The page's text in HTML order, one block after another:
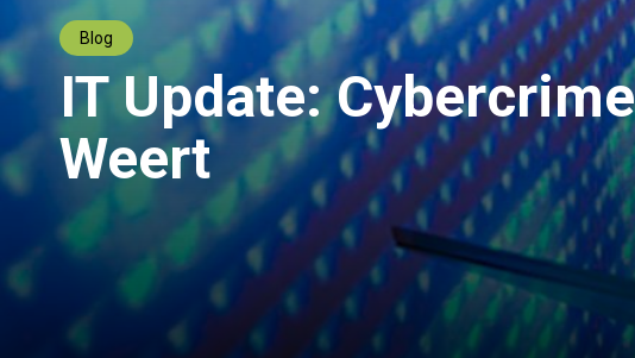
Blog
IT Update:
Weert